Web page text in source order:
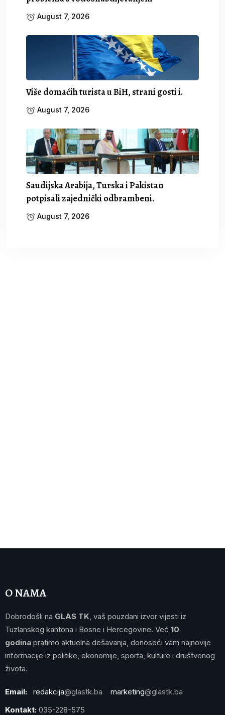
August 7, 2026
Više domaćih turista u BiH, strani gosti i.
August 7, 2026
Saudijska Arabija, Turska i Pakistan
potpisali zajednički odbrambeni.
August 7, 2026
O NAMA
Dobrodošli na GLAS TK , vaš pouzdani izvor vijesti iz
Tuzlanskog kantona i Bosne i Hercegovine. Već 10
godina pratimo aktuelna dešavanja, donoseći vam najnovije
informacije iz politike, ekonomije, sporta, kulture i društvenog
života.
Email: redakcija@glastk.ba marketing@glastk.ba
Kontakt: 035-228-575